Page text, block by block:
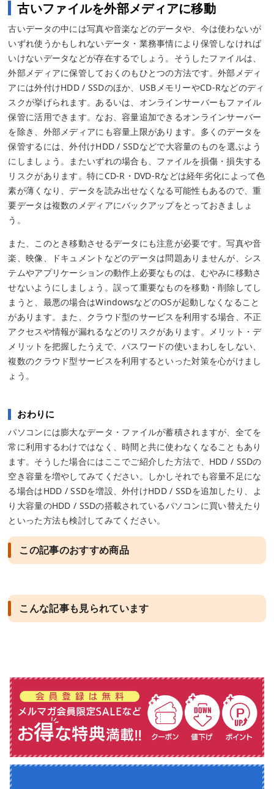
古いファイルを外部メディアに移動
古いデータの中には写真や音楽などのデータや、今は使わないが
いずれ使うかもしれないデータ・業務事情により保管しなければ
いけないデータなどが存在するでしょう。そうしたファイルは、
外部メディアに保管しておくのもひとつの方法です。外部メディ
アには外付けHDD / SSDのほか、USBメモリーやCD-Rなどのディ
スクが挙げられます。あるいは、オンラインサーバーもファイル
保管に活用できます。なお、容量追加できるオンラインサーバー
を除き、外部メディアにも容量上限があります。多くのデータを
保管するには、外付けHDD / SSDなどで大容量のものを選ぶよう
にしましょう。またいずれの場合も、ファイルを損傷・損失する
リスクがあります。特にCD-R・DVD-Rなどは経年劣化によって色
素が薄くなり、データを読み出せなくなる可能性もあるので、重
要データは複数のメディアにバックアップをとっておきましょ
う。
また、このとき移動させるデータにも注意が必要です。写真や音
楽、映像、ドキュメントなどのデータは問題ありませんが、シス
テムやアプリケーションの動作上必要なものは、むやみに移動さ
せないようにしましょう。誤って重要なものを移動・削除してし
まうと、最悪の場合はWindowsなどのOSが起動しなくなること
があります。また、クラウド型のサービスを利用する場合、不正
アクセスや情報が漏れるなどのリスクがあります。メリット・デ
メリットを把握したうえで、パスワードの使いまわしをしない、
複数のクラウド型サービスを利用するといった対策を心がけまし
ょう。
おわりに
パソコンには膨大なデータ・ファイルが蓄積されますが、全てを
常に利用するわけではなく、時間と共に使わなくなることもあり
ます。そうした場合にはここでご紹介した方法で、HDD / SSDの
空き容量を増やしてみてください。しかしそれでも容量不足にな
る場合はHDD / SSDを増設、外付けHDD / SSDを追加したり、よ
り大容量のHDD / SSDの搭載されているパソコンに買い替えたり
といった方法も検討してみてください。
この記事のおすすめ商品
こんな記事も見られています